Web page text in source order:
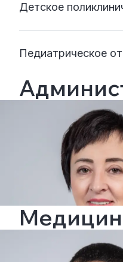
Детское
Педиатрическое